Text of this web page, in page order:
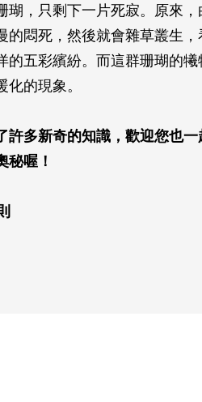
瑚，只剩下一片死寂。原來
的悶死，然後就會雜草叢生
的五彩繽紛。而這群珊瑚的
的現象。
許多新奇的知識，歡迎您也
秘喔！